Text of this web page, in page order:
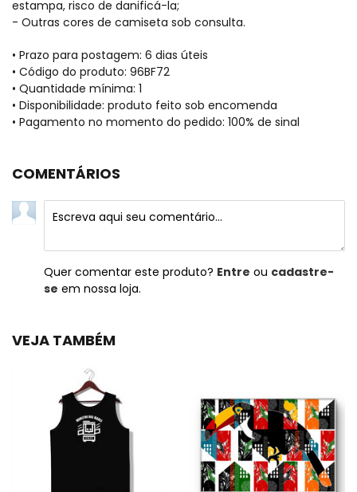
estampa, risco de danificá-la;
- Outras cores de camiseta sob consulta.
• Prazo para postagem: 6 dias úteis
• Código do produto: 96BF72
• Quantidade mínima: 1
• Disponibilidade: produto feito sob encomenda
• Pagamento no momento do pedido: 100% de sinal
COMENTÁRIOS
Quer comentar este produto? Entre ou cadastre-
se em nossa loja.
VEJA TAMBÉM